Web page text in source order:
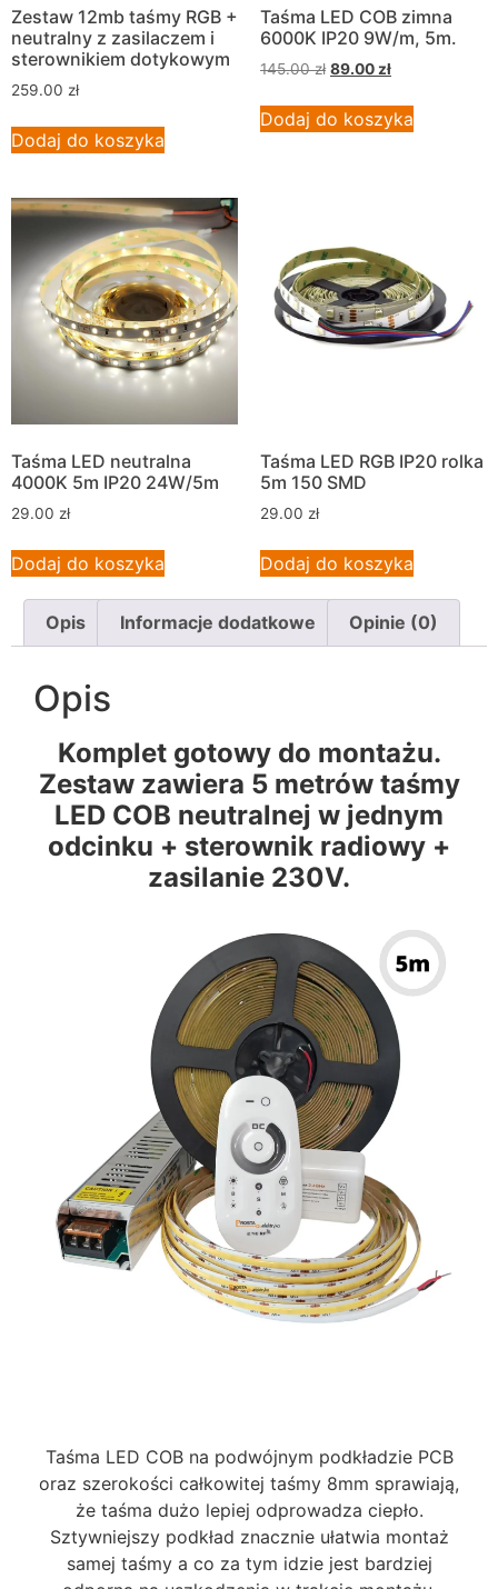
Zestaw 12mb taśmy RGB +
neutralny z zasilaczem i
sterownikiem dotykowym
259.00 zł
Dodaj do koszyka
Taśma LED COB zimna
6000K IP20 9W/m, 5m.
145.00zł 89.00 zł
Dodaj do koszyka
Taśma LED neutralna
4000K 5m IP20 24W/5m
29.00 zł
Dodaj do koszyka
Taśma LED RGB IP20 rolka
5m 150 SMD
29.00 zł
Dodaj do koszyka
Opis Informacje dodatkowe Opinie (0)
Opis
Komplet gotowy do montażu.
Zestaw zawiera 5 metrów taśmy
LED COB neutralnej w jednym
odcinku + sterownik radiowy +
zasilanie 230V.
Taśma LED COB na podwójnym podkładzie PCB
oraz szerokości całkowitej taśmy 8mm sprawiają,
że taśma dużo lepiej odprowadza ciepło.
Sztywniejszy podkład znacznie ułatwia montaż
samej taśmy a co za tym idzie jest bardziej